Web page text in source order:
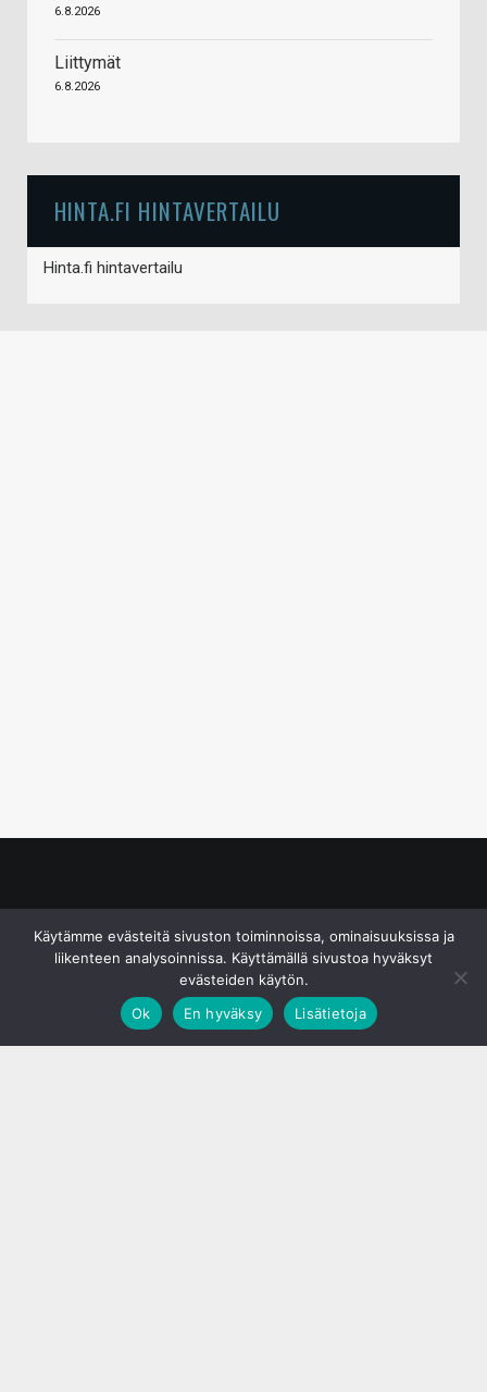
6.8.2026
Liittymät
6.8.2026
HINTA.FI HINTAVERTAILU
Hinta.fi hintavertailu
Käytämme evästeitä sivuston toiminnoissa, ominaisuuksissa ja
liikenteen analysoinnissa. Käyttämällä sivustoa hyväksyt
evästeiden käytön.
Ok
En hyväksy Lisätietoja